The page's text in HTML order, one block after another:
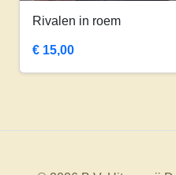
Rivalen in roem
€ 15,00